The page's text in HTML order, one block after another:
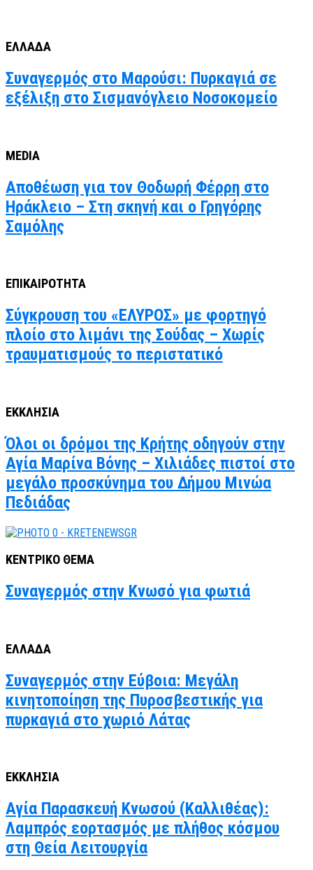
ΕΛΛΑΔΑ
Συναγερμός στο Μαρούσι: Πυρκαγιά σε
εξέλιξη στο Σισμανόγλειο Νοσοκομείο
MEDIA
Αποθέωση για τον Θοδωρή Φέρρη στο
Ηράκλειο – Στη σκηνή και ο Γρηγόρης
Σαμόλης
ΕΠΙΚΑΙΡΟΤΗΤΑ
Σύγκρουση του «ΕΛΥΡΟΣ» με φορτηγό
πλοίο στο λιμάνι της Σούδας – Χωρίς
τραυματισμούς το περιστατικό
ΕΚΚΛΗΣΙΑ
Όλοι οι δρόμοι της Κρήτης οδηγούν στην
Αγία Μαρίνα Βόνης – Χιλιάδες πιστοί στο
μεγάλο προσκύνημα του Δήμου Μινώα
Πεδιάδας
ΚΕΝΤΡΙΚΟ ΘΕΜΑ
Συναγερμός στην Κνωσό για φωτιά
ΕΛΛΑΔΑ
Συναγερμός στην Εύβοια: Μεγάλη
κινητοποίηση της Πυροσβεστικής για
πυρκαγιά στο χωριό Λάτας
ΕΚΚΛΗΣΙΑ
Αγία Παρασκευή Κνωσού (Καλλιθέας):
Λαμπρός εορτασμός με πλήθος κόσμου
στη Θεία Λειτουργία